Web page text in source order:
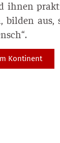
Kontinent